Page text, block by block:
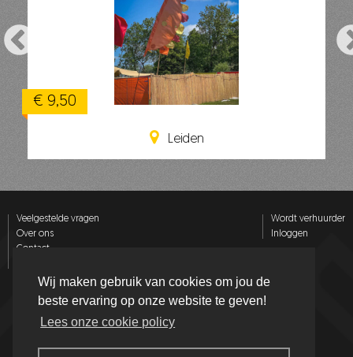
Wij maken gebruik van cookies om jou de
beste ervaring op onze website te geven!
Lees onze cookie policy
€ 9,50
Leiden
Veelgestelde vragen
Over ons
Contact
Wordt verhuurder
Inloggen
Volg ons op